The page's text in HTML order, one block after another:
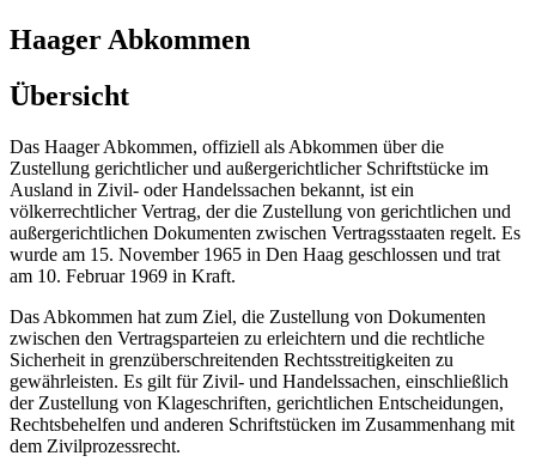
Haager Abkommen
Übersicht
Das Haager Abkommen, offiziell als Abkommen über die
Zustellung gerichtlicher und außergerichtlicher Schriftstücke im
Ausland in Zivil- oder Handelssachen bekannt, ist ein
völkerrechtlicher Vertrag, der die Zustellung von gerichtlichen und
außergerichtlichen Dokumenten zwischen Vertragsstaaten regelt. Es
wurde am 15. November 1965 in Den Haag geschlossen und trat
am 10. Februar 1969 in Kraft.
Das Abkommen hat zum Ziel, die Zustellung von Dokumenten
zwischen den Vertragsparteien zu erleichtern und die rechtliche
Sicherheit in grenzüberschreitenden Rechtsstreitigkeiten zu
gewährleisten. Es gilt für Zivil- und Handelssachen, einschließlich
der Zustellung von Klageschriften, gerichtlichen Entscheidungen,
Rechtsbehelfen und anderen Schriftstücken im Zusammenhang mit
dem Zivilprozessrecht.